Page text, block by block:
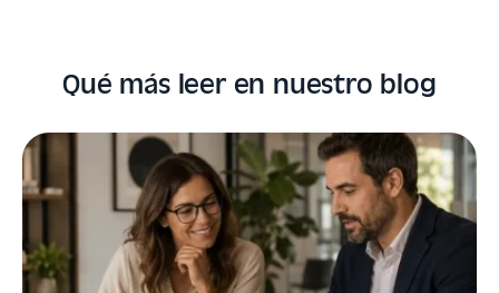
Qué más leer en nuestro blog